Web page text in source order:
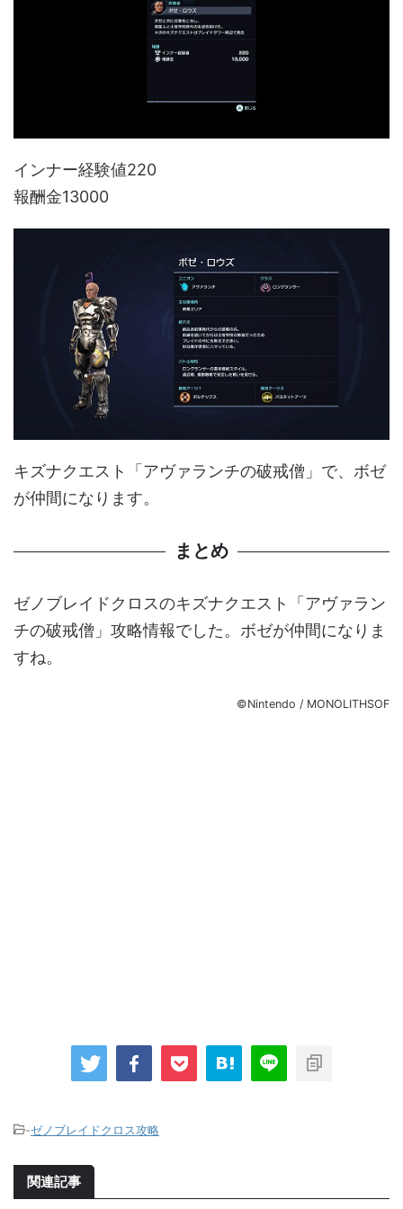
インナー経験値220
報酬金13000
キズナクエスト「アヴァランチの破戒僧」で、ボゼ
が仲間になります。
まとめ
ゼノブレイドクロスのキズナクエスト「アヴァラン
チの破戒僧」攻略情報でした。ボゼが仲間になりま
すね。
©Nintendo / MONOLITHSOF
-ゼノブレイドクロス攻略
関連記事